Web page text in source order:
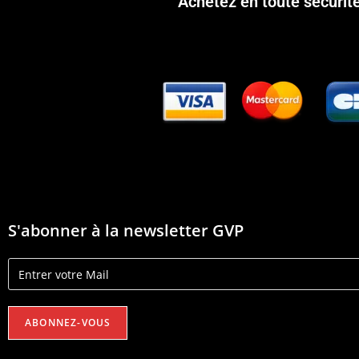
S'abonner à la newsletter GVP